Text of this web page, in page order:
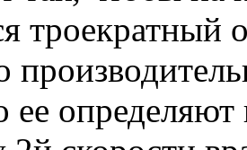
троекратный
ее